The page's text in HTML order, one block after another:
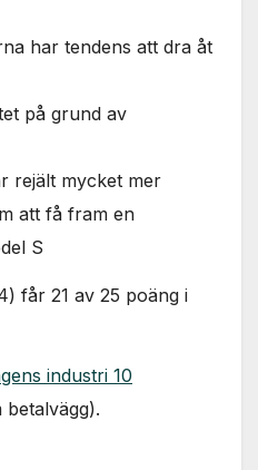
har tendens att dra åt
på grund av
rejält mycket mer
att få fram en
S
får 21 av 25 poäng i
industri 10
betalvägg).